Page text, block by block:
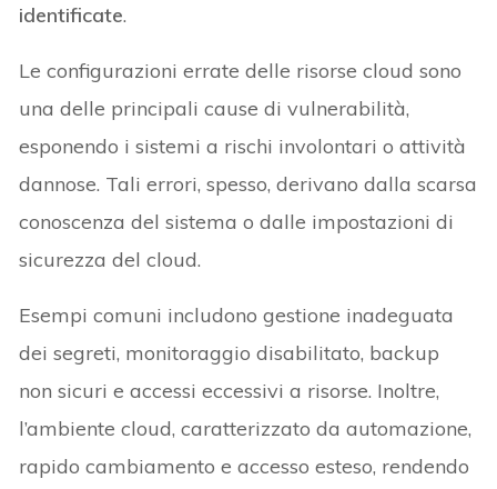
identificate.
Le configurazioni errate delle risorse cloud sono
una delle principali cause di vulnerabilità,
esponendo i sistemi a rischi involontari o attività
dannose. Tali errori, spesso, derivano dalla scarsa
conoscenza del sistema o dalle impostazioni di
sicurezza del cloud.
Esempi comuni includono gestione inadeguata
dei segreti, monitoraggio disabilitato, backup
non sicuri e accessi eccessivi a risorse. Inoltre,
l’ambiente cloud, caratterizzato da automazione,
rapido cambiamento e accesso esteso, rendendo